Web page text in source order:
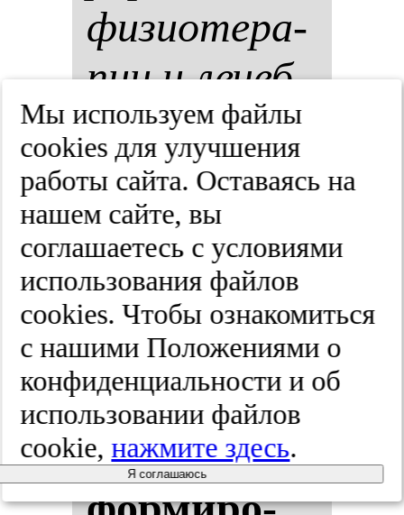
фи­зи­оте­ра­
пии и ле­чеб­
ной фи­зи­
чес­кой куль­
ту­ры.
2025;(4):5-13
Ге­не­ти­чес­
кие пре­
дик­то­ры
Мы используем файлы
cооkies для улучшения
работы сайта. Оставаясь на
нашем сайте, вы
соглашаетесь с условиями
использования файлов
cооkies. Чтобы ознакомиться
с нашими Положениями о
конфиденциальности и об
использовании файлов
cookie,нажмите здесь.
Я соглашаюсь